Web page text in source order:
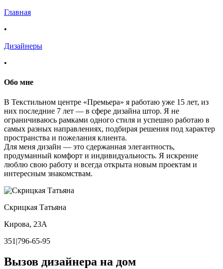
Главная
•
Дизайнеры
•
Обо мне
В Текстильном центре «Премьера» я работаю уже 15 лет, из
них последние 7 лет — в сфере дизайна штор. Я не
ограничиваюсь рамками одного стиля и успешно работаю в
самых разных направлениях, подбирая решения под характер
пространства и пожелания клиента.
Для меня дизайн — это сдержанная элегантность,
продуманный комфорт и индивидуальность. Я искренне
люблю свою работу и всегда открыта новым проектам и
интересным знакомствам.
Скрицкая Татьяна
Кирова, 23А
351|796-65-95
Вызов дизайнера на дом